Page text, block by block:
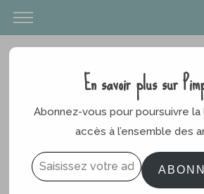
En savoir plus sur
Abonnez-vous pour poursuivre
accès à l’ensemble des